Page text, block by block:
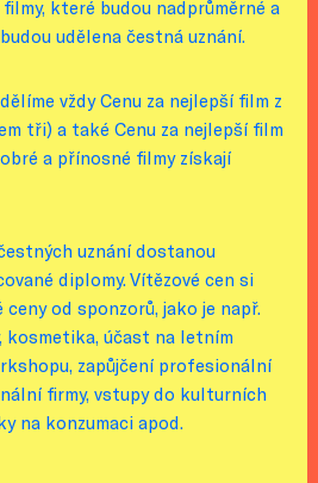
které budou nadprůměrné a
udělena čestná uznání.
vždy Cenu za nejlepší film z
tři) a také Cenu za nejlepší film
a přínosné filmy získají
uznání dostanou
diplomy. Vítězové cen si
ceny od sponzorů, jako je např.
kosmetika, účast na letním
zapůjčení profesionální
firmy, vstupy do kulturních
na konzumaci apod.